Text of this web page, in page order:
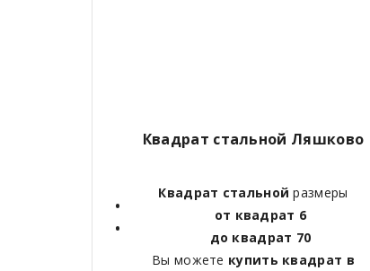
Квадрат стальной Ляшково
Квадрат стальной размеры
от квадрат 6
до квадрат 70
Вы можете купить квадрат в